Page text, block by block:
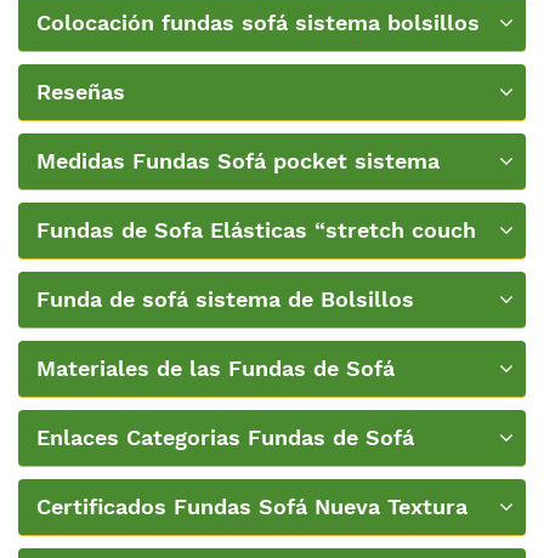
Colocación fundas sofá sistema bolsillos
Reseñas
Medidas Fundas Sofá pocket sistema
Fundas de Sofa Elásticas “stretch couch
Funda de sofá sistema de Bolsillos
Materiales de las Fundas de Sofá
Enlaces Categorias Fundas de Sofá
Certificados Fundas Sofá Nueva Textura